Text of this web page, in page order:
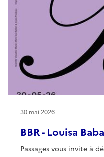
BBR - Louisa
Passages vous invite à
30 mai 2026